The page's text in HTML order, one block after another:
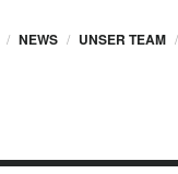
NEWS UNSER TEAM